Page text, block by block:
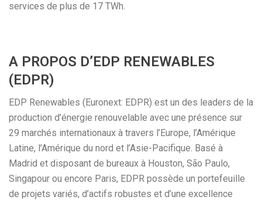
services de plus de 17 TWh.
A PROPOS D’EDP RENEWABLES
(EDPR)
EDP Renewables (Euronext: EDPR) est un des leaders de la
production d’énergie renouvelable avec une présence sur
29 marchés internationaux à travers l’Europe, l’Amérique
Latine, l’Amérique du nord et l’Asie-Pacifique. Basé à
Madrid et disposant de bureaux à Houston, São Paulo,
Singapour ou encore Paris, EDPR possède un portefeuille
de projets variés, d’actifs robustes et d’une excellence